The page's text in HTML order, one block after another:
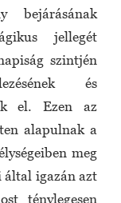
bejárásának
jellegét
szintjén
és
el. Ezen az
alapulnak a
meg
által igazán azt
ténylegesen